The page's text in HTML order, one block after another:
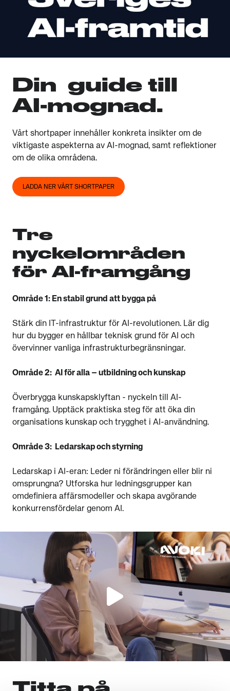
Din guide till
AI-mognad.
Vårt shortpaper innehåller konkreta insikter om de
viktigaste aspekterna av AI-mognad, samt reflektioner
om de olika områdena.
LADDA NER VÅRT SHORTPAPER
Tre
nyckelområden
för AI-framgång
Område 1: En stabil grund att bygga på
Stärk din IT-infrastruktur för AI-revolutionen. Lär dig
hur du bygger en hållbar teknisk grund för AI och
övervinner vanliga infrastrukturbegränsningar.
Område 2: AI för alla – utbildning och kunskap
Överbrygga kunskapsklyftan - nyckeln till AI-
framgång. Upptäck praktiska steg för att öka din
organisations kunskap och trygghet i AI-användning.
Område 3: Ledarskap och styrning
Ledarskap i AI-eran: Leder ni förändringen eller blir ni
omsprungna? Utforska hur ledningsgrupper kan
omdefiniera affärsmodeller och skapa avgörande
konkurrensfördelar genom AI.